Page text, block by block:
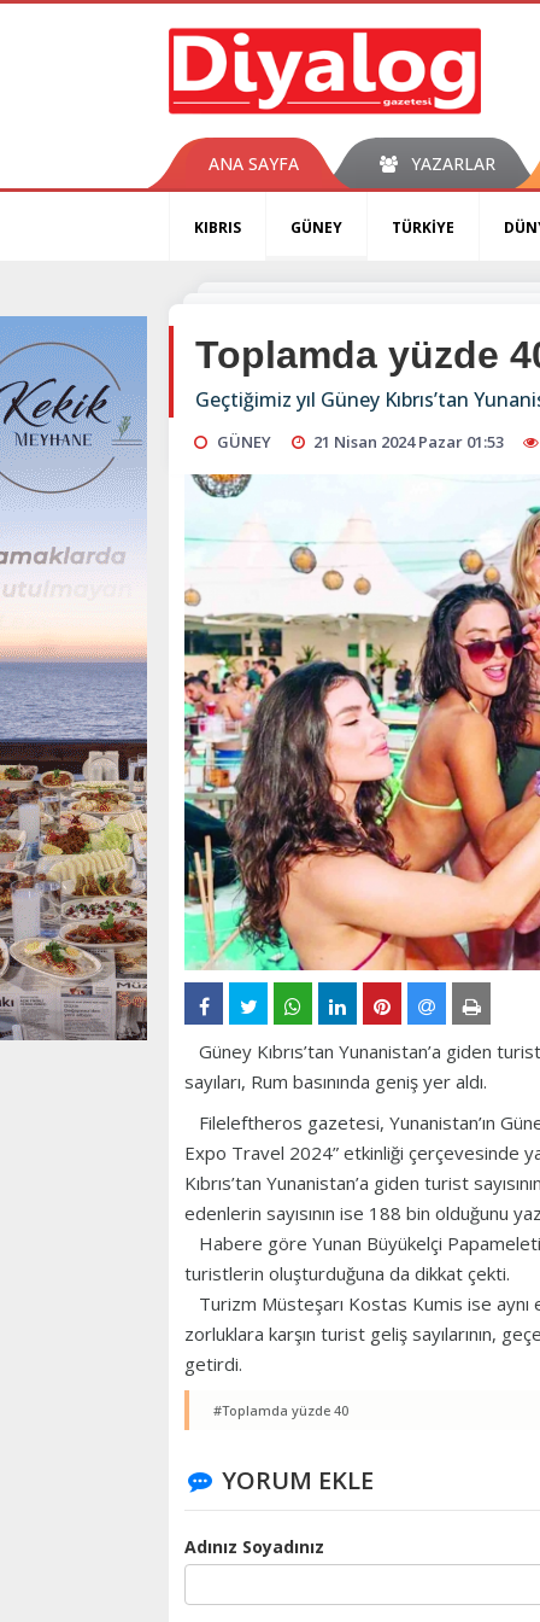
ANA SAYFA YAZARLAR
KIBRIS GÜNEY TÜRKİYE
Toplamda yüzde
Geçtiğimiz yıl Güney Kıbrıs’tan
GÜNEY 21 Nisan 2024 Pazar 01:53
Güney Kıbrıs’tan Yunanistan’a giden
sayıları, Rum basınında geniş yer aldı.
Fileleftheros gazetesi, Yunanistan’ın
Expo Travel 2024” etkinliği çerçevesinde
Kıbrıs’tan Yunanistan’a giden turist
edenlerin sayısının ise 188 bin olduğunu
Habere göre Yunan Büyükelçi
turistlerin oluşturduğuna da dikkat çekti.
Turizm Müsteşarı Kostas Kumis ise aynı
zorluklara karşın turist geliş sayılarının,
getirdi.
#Toplamda yüzde 40
YORUM EKLE
Adınız Soyadınız